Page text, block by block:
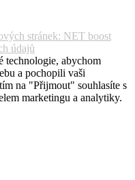
stránek: NET boost
údajů
technologie, abychom
a pochopili vaši
na "Přijmout" souhlasíte s
marketingu a analytiky.